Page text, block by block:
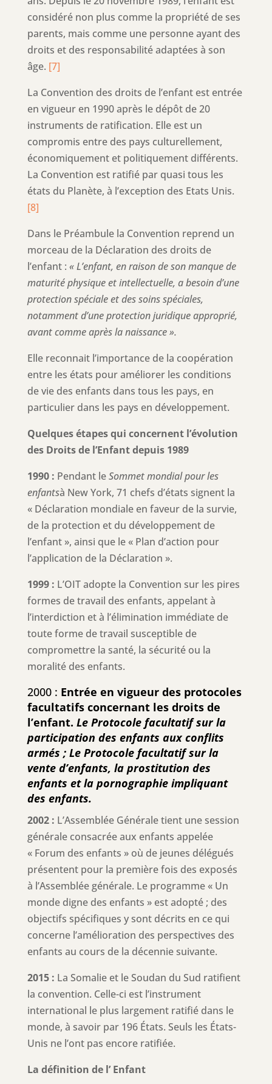
considéré non plus comme la propriété de ses
parents, mais comme une personne ayant des
droits et des responsabilité adaptées à son
âge. [7]
La Convention des droits de l’enfant est entrée
en vigueur en 1990 après le dépôt de 20
instruments de ratification. Elle est un
compromis entre des pays culturellement,
économiquement et politiquement différents.
La Convention est ratifié par quasi tous les
états du Planète, à l’exception des Etats Unis.
[8]
Dans le Préambule la Convention reprend un
morceau de la Déclaration des droits de
l’enfant : « L’enfant, en raison de son manque de
maturité physique et intellectuelle, a besoin d’une
protection spéciale et des soins spéciales,
notamment d’une protection juridique approprié,
avant comme après la naissance ».
Elle reconnait l’importance de la coopération
entre les états pour améliorer les conditions
de vie des enfants dans tous les pays, en
particulier dans les pays en développement.
Quelques étapes qui concernent l’évolution
des Droits de l’Enfant depuis 1989
1990 : Pendant leSommet mondial pour les
enfantsà New York, 71 chefs d’états signent la
« Déclaration mondiale en faveur de la survie,
de la protection et du développement de
l’enfant », ainsi que le « Plan d’action pour
l’application de la Déclaration ».
1999 : L’OIT adopte la Convention sur les pires
formes de travail des enfants, appelant à
l’interdiction et à l’élimination immédiate de
toute forme de travail susceptible de
compromettre la santé, la sécurité ou la
moralité des enfants.
2000 : Entrée en vigueur des protocoles
facultatifs concernant les droits de
l’enfant. Le Protocole facultatif sur la
participation des enfants aux conflits
armés ; Le Protocole facultatif sur la
vente d’enfants, la prostitution des
enfants et la pornographie impliquant
des enfants.
2002 : L’Assemblée Générale tient une session
générale consacrée aux enfants appelée
« Forum des enfants » où de jeunes délégués
présentent pour la première fois des exposés
à l’Assemblée générale. Le programme « Un
monde digne des enfants » est adopté ; des
objectifs spécifiques y sont décrits en ce qui
concerne l’amélioration des perspectives des
enfants au cours de la décennie suivante.
2015 : La Somalie et le Soudan du Sud ratifient
la convention. Celle-ci est l’instrument
international le plus largement ratifié dans le
monde, à savoir par 196 États. Seuls les États-
Unis ne l’ont pas encore ratifiée.
La définition de l’ Enfant